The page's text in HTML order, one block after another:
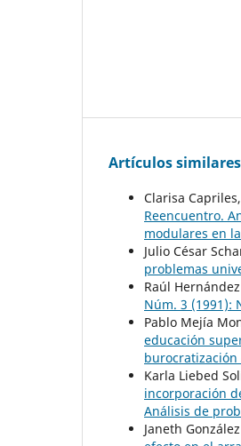
Artículos similares
Clarisa
Reencuentro.
modulares en
Julio César
problemas
Raúl
Núm. 3 (1991):
Pablo Mejía
educación
Karla Liebed
incorporación
Análisis de
Janeth